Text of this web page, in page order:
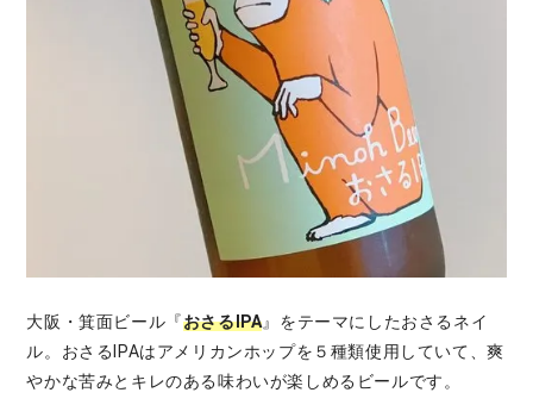
大阪・箕面ビール『おさるIPA』をテーマにしたおさるネイ
ル。おさるIPAはアメリカンホップを５種類使用していて、爽
やかな苦みとキレのある味わいが楽しめるビールです。